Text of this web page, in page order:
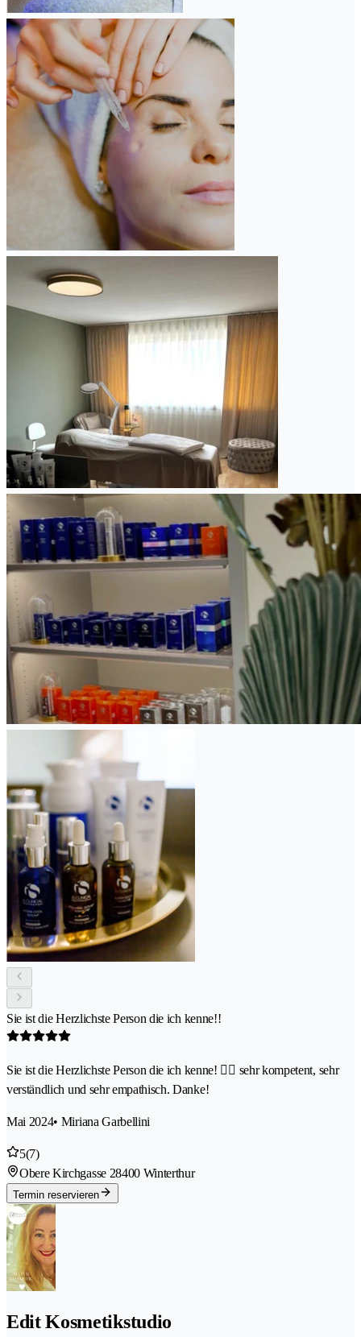
Sie ist die Herzlichste Person die ich kenne!!
Sie ist die Herzlichste Person die ich kenne! 👍🏽 sehr kompetent, sehr
verständlich und sehr empathisch. Danke!
Mai 2024• Miriana Garbellini
5(7)
Obere Kirchgasse 28400 Winterthur
Termin reservieren
Edit Kosmetikstudio